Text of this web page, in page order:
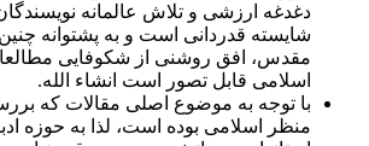
دغدغه ارزشی و تلاش عالمانه
شایسته قدردانی است و به پشتوانه
مقدس، افق روشنی از شکوفایی
اسلامی قابل تصور است انشاء الله.
با توجه به موضوع اصلی مقالات که
منظر اسلامی بوده است، لذا به حوزه